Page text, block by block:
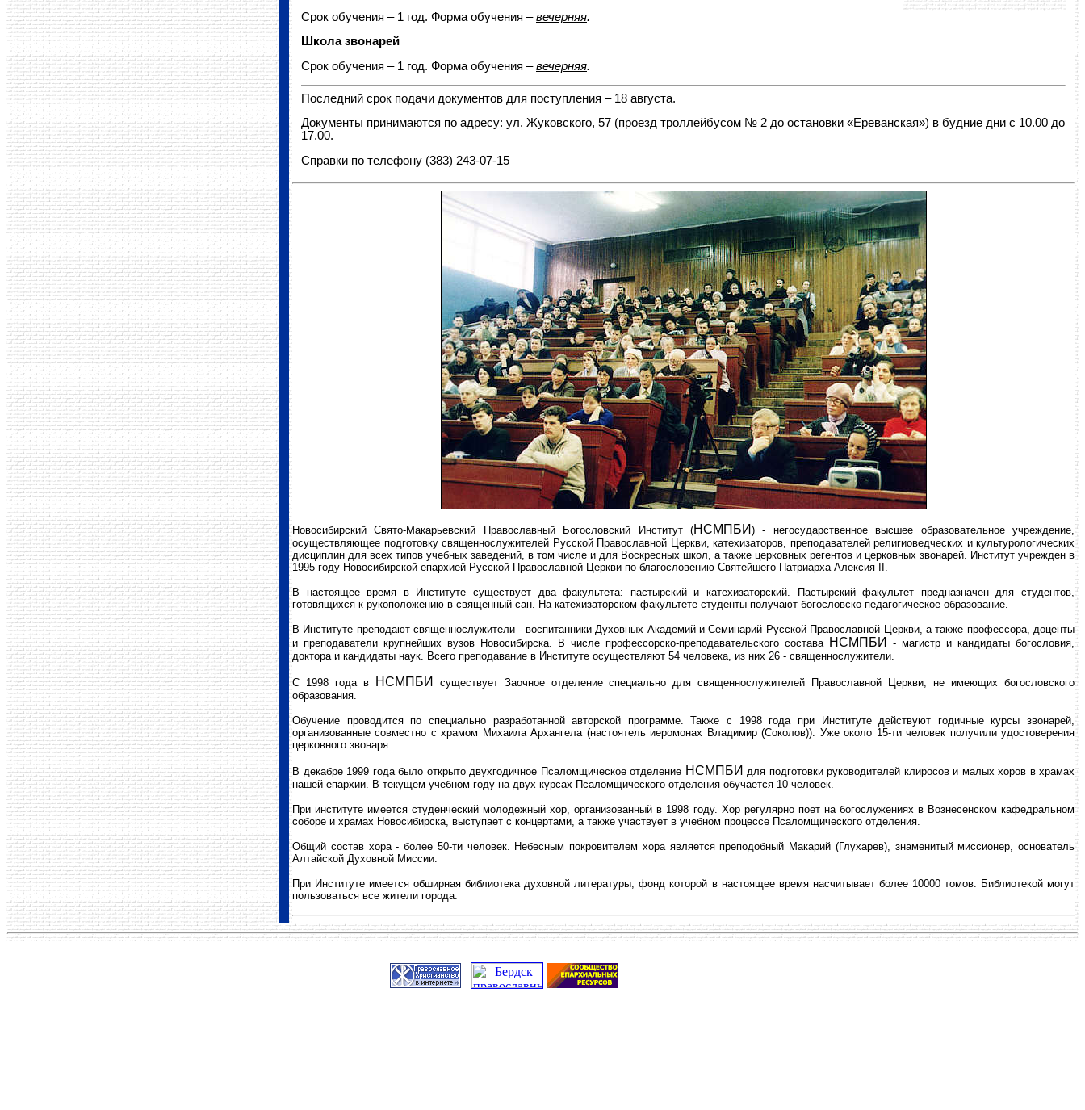
Срок обучения – 1 год. Форма обучения –вечерняя.
Школа звонарей
Срок обучения – 1 год. Форма обучения –вечерняя.
Последний срок подачи документов для поступления – 18 августа.
Документы принимаются по адресу: ул. Жуковского, 57 (проезд троллейбусом № 2 до остановки «Ереванская») в будние дни с 10.00 до
17.00.
Справки по телефону (383) 243-07-15
Новосибирский Свято-Макарьевский Православный Богословский Институт (НСМПБИ ) - негосударственное высшее образовательное учреждение,
осуществляющее подготовку священнослужителей Русской Православной Церкви, катехизаторов, преподавателей религиоведческих и культурологических
дисциплин для всех типов учебных заведений, в том числе и для Воскресных школ, а также церковных регентов и церковных звонарей. Институт учрежден в
1995 году Новосибирской епархией Русской Православной Церкви по благословению Святейшего Патриарха Алексия II.
В настоящее время в Институте существует два факультета: пастырский и катехизаторский. Пастырский факультет предназначен для студентов,
готовящихся к рукоположению в священный сан. На катехизаторском факультете студенты получают богословско-педагогическое образование.
В Институте преподают священнослужители - воспитанники Духовных Академий и Семинарий Русской Православной Церкви, а также профессора, доценты
и преподаватели крупнейших вузов Новосибирска. В числе профессорско-преподавательского состава НСМПБИ
- магистр и кандидаты богословия,
доктора и кандидаты наук. Всего преподавание в Институте осуществляют 54 человека, из них 26 - священнослужители.
С 1998 года в НСМПБИ
существует Заочное отделение специально для священнослужителей Православной Церкви, не имеющих богословского
образования.
Обучение проводится по специально разработанной авторской программе. Также с 1998 года при Институте действуют годичные курсы звонарей,
организованные совместно с храмом Михаила Архангела (настоятель иеромонах Владимир (Соколов)). Уже около 15-ти человек получили удостоверения
церковного звонаря.
В декабре 1999 года было открыто двухгодичное Псаломщическое отделение НСМПБИ для подготовки руководителей клиросов и малых хоров в храмах
нашей епархии. В текущем учебном году на двух курсах Псаломщического отделения обучается 10 человек.
При институте имеется студенческий молодежный хор, организованный в 1998 году. Хор регулярно поет на богослужениях в Вознесенском кафедральном
соборе и храмах Новосибирска, выступает с концертами, а также участвует в учебном процессе Псаломщического отделения.
Общий состав хора - более 50-ти человек. Небесным покровителем хора является преподобный Макарий (Глухарев), знаменитый миссионер, основатель
Алтайской Духовной Миссии.
При Институте имеется обширная библиотека духовной литературы, фонд которой в настоящее время насчитывает более 10000 томов. Библиотекой могут
пользоваться все жители города.